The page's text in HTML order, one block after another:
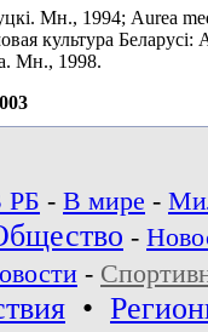
Мн., 1994; Aurea
культура Беларусі:
Мн., 1998.
РБ - В мире -
-
-
•